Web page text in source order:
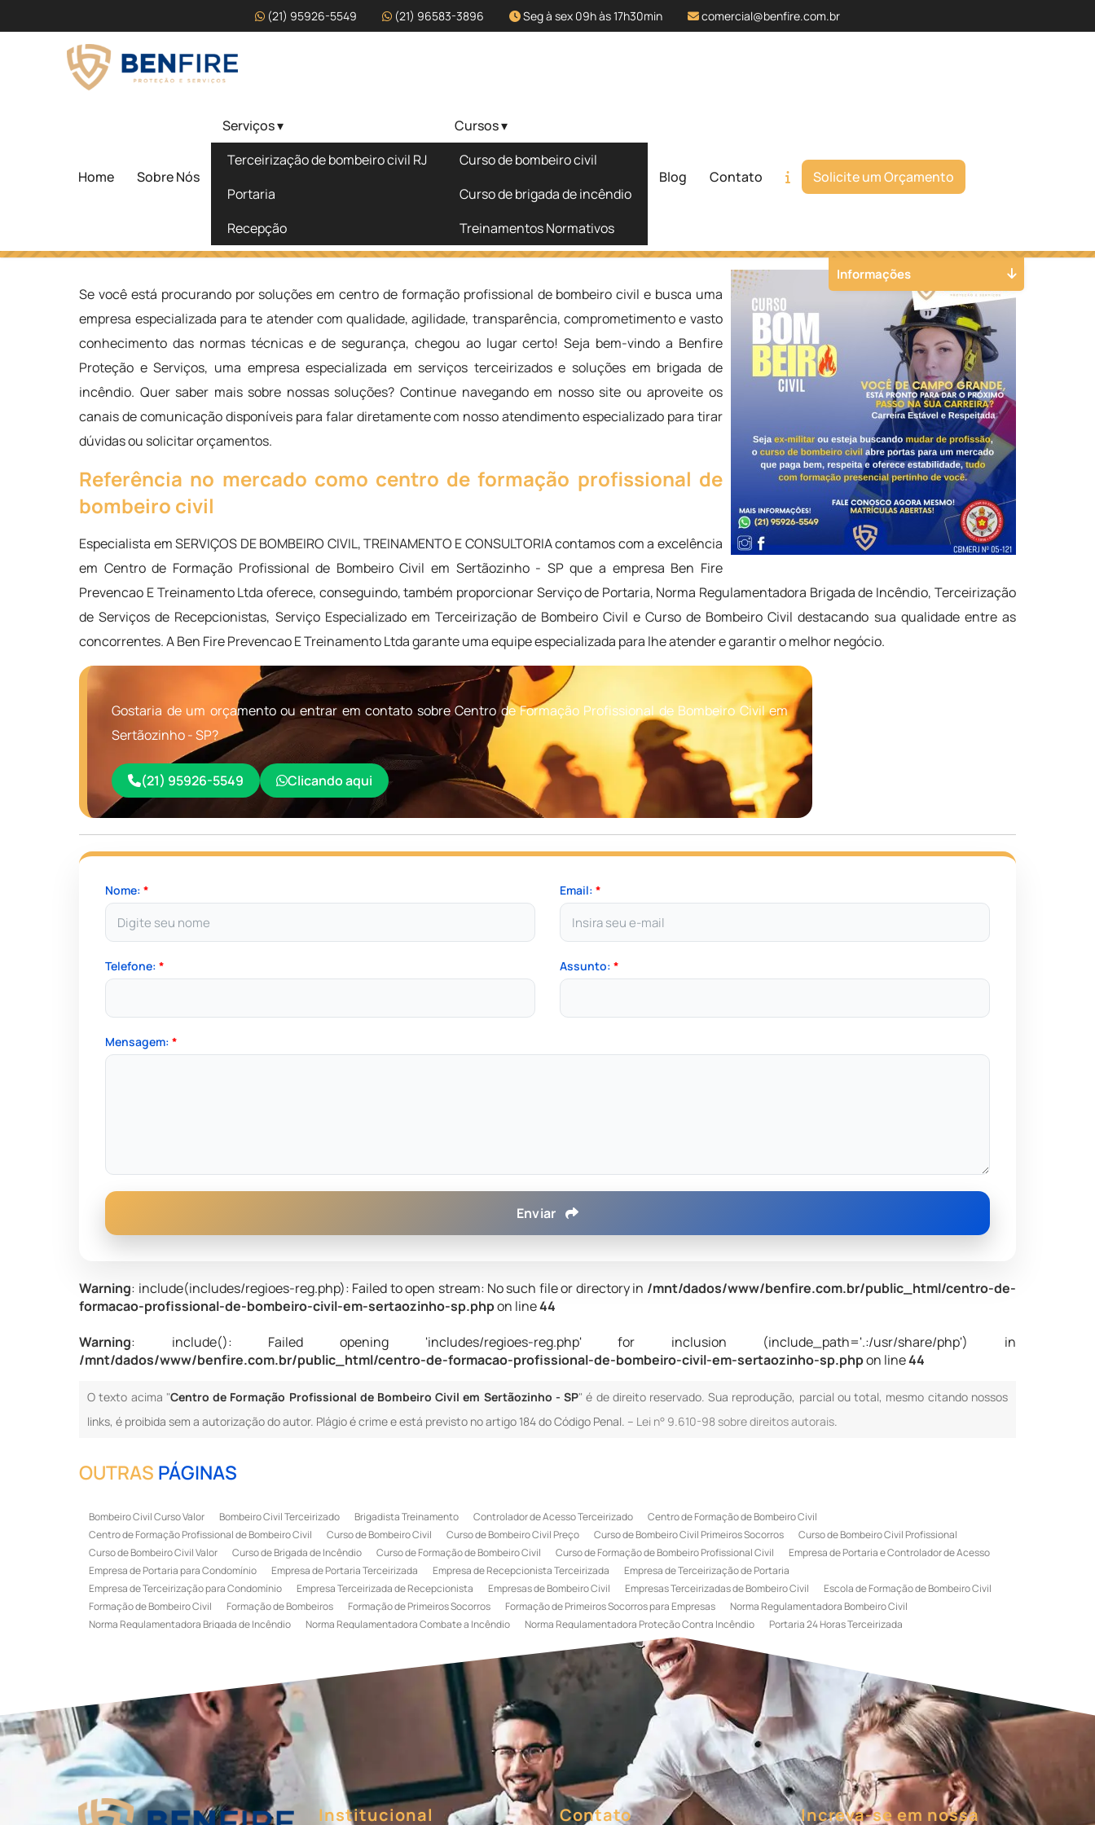
(21) 95926-5549 (21) 96583-3896 Seg à sex 09h às 17h30min comercial@benfire.com.br
Home Sobre Nós
Serviços ▾
Terceirização de bombeiro civil RJ
Portaria
Recepção
Cursos ▾
Curso de bombeiro civil
Curso de brigada de incêndio
Treinamentos Normativos
Blog Contato Solicite um Orçamento
Centro de Formação Profissional de
Bombeiro Civil em Sertãozinho - SP
Centro de Formação Profissional de Bombeiro Civil em Sertãozinho - SP
Solicite um Orçamento Chame no WhatsApp
Se você está procurando por soluções em centro de formação profissional de bombeiro civil e busca uma
empresa especializada para te atender com qualidade, agilidade, transparência, comprometimento e vasto
conhecimento das normas técnicas e de segurança, chegou ao lugar certo! Seja bem-vindo a Benfire
Proteção e Serviços, uma empresa especializada em serviços terceirizados e soluções em brigada de
incêndio. Quer saber mais sobre nossas soluções? Continue navegando em nosso site ou aproveite os
canais de comunicação disponíveis para falar diretamente com nosso atendimento especializado para tirar
dúvidas ou solicitar orçamentos.
Referência no mercado como centro de formação profissional de
bombeiro civil
Especialista em SERVIÇOS DE BOMBEIRO CIVIL, TREINAMENTO E CONSULTORIA contamos com a excelência
em Centro de Formação Profissional de Bombeiro Civil em Sertãozinho - SP que a empresa Ben Fire
Prevencao E Treinamento Ltda oferece, conseguindo, também proporcionar Serviço de Portaria, Norma Regulamentadora Brigada de Incêndio, Terceirização
de Serviços de Recepcionistas, Serviço Especializado em Terceirização de Bombeiro Civil e Curso de Bombeiro Civil destacando sua qualidade entre as
concorrentes. A Ben Fire Prevencao E Treinamento Ltda garante uma equipe especializada para lhe atender e garantir o melhor negócio.
Gostaria de um orçamento ou entrar em contato sobre Centro de Formação Profissional de Bombeiro Civil em
Sertãozinho - SP?
(21) 95926-5549 Clicando aqui
Nome:* Email: *
Telefone:* Assunto: *
Mensagem:*
Enviar
Warning: include(includes/regioes-reg.php): Failed to open stream: No such file or directory in /mnt/dados/www/benfire.com.br/public_html/centro-de-
formacao-profissional-de-bombeiro-civil-em-sertaozinho-sp.phpon line44
Warning: include(): Failed opening 'includes/regioes-reg.php' for inclusion (include_path='.:/usr/share/php') in
/mnt/dados/www/benfire.com.br/public_html/centro-de-formacao-profissional-de-bombeiro-civil-em-sertaozinho-sp.phpon line44
O texto acima "Centro de Formação Profissional de Bombeiro Civil em Sertãozinho - SP" é de direito reservado. Sua reprodução, parcial ou total, mesmo citando nossos
links, é proibida sem a autorização do autor. Plágio é crime e está previsto no artigo 184 do Código Penal. – Lei n° 9.610-98 sobre direitos autorais.
Informações
OUTRAS PÁGINAS
Bombeiro Civil Curso Valor Bombeiro Civil Terceirizado Brigadista Treinamento Controlador de Acesso Terceirizado
Centro de Formação de Bombeiro Civil
Centro de Formação Profissional de Bombeiro Civil
Curso de Bombeiro Civil Curso de Bombeiro Civil Preço Curso de Bombeiro Civil Primeiros Socorros
Curso de Bombeiro Civil Profissional
Curso de Bombeiro Civil Valor
Curso de Brigada de Incêndio Curso de Formação de Bombeiro Civil Curso de Formação de Bombeiro Profissional Civil
Empresa de Portaria e Controlador de Acesso
Empresa de Portaria para Condomínio
Empresa de Portaria Terceirizada Empresa de Recepcionista Terceirizada
Empresa de Terceirização de Portaria
Empresa de Terceirização para Condomínio
Empresa Terceirizada de Recepcionista Empresas de Bombeiro Civil Empresas Terceirizadas de Bombeiro Civil
Escola de Formação de Bombeiro Civil
Formação de Bombeiro Civil
Formação de Bombeiros Formação de Primeiros Socorros Formação de Primeiros Socorros para Empresas
Norma Regulamentadora Bombeiro Civil
Norma Regulamentadora Brigada de Incêndio
Norma Regulamentadora Combate a Incêndio Norma Regulamentadora Proteção Contra Incêndio
Portaria 24 Horas Terceirizada
Serviço de Portaria Remota
Serviço de Portaria Terceirizada
Serviço Especializado em Terceirização de Bombeiro Civil Terceirização de Bombeiro Terceirização de Bombeiro Civil
Terceirização de Portaria
Terceirização de Recepcionista Terceirização de Serviços de Recepcionistas Treinamento de Bombeiro Civil Treinamento de Bombeiros
Treinamento de Brigada
Treinamento de Brigada de Emergência
Treinamento de Brigada de Incêndio Treinamento de Brigada de Incêndio Valor
Treinamento de Brigadista de Incêndio
Treinamento de Combate a Incêndio NR 23
Treinamento de Incêndio Treinamento de Prevenção e Combate a Incêndio
Treinamento de Primeiro Socorros
Treinamento de Primeiros Socorros para CIPA
Treinamento de Primeiros Socorros para Empresas
Institucional Contato Increva-se em nossa